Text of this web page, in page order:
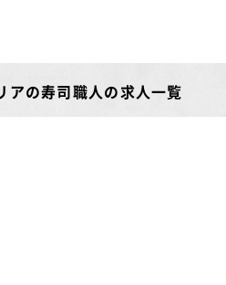
アの寿司職人の求人一覧